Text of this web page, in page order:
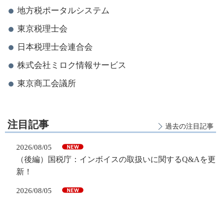
地方税ポータルシステム
東京税理士会
日本税理士会連合会
株式会社ミロク情報サービス
東京商工会議所
注目記事 過去の注目記事
2026/08/05
（後編）国税庁：インボイスの取扱いに関するQ&Aを更
新！
2026/08/05